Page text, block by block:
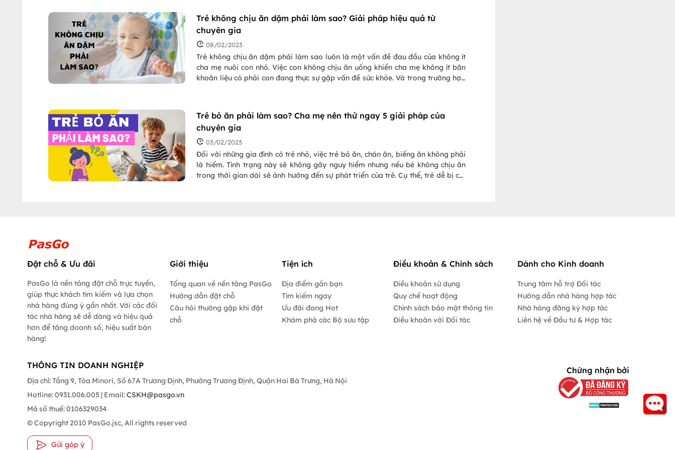
Trẻ không chịu ăn dặm phải làm sao? Giải pháp hiệu quả từ
chuyên gia
08/02/2023
Trẻ không chịu ăn dặm phải làm sao luôn là một vấn đề đau đầu của không ít
cha mẹ nuôi con nhỏ. Việc con không chịu ăn uống khiến cha mẹ không ít băn
khoăn liệu có phải con đang thực sự gặp vấn đề sức khỏe. Và trong trường hợp
Trẻ bỏ ăn phải làm sao? Cha mẹ nên thử ngay 5 giải pháp của
chuyên gia
03/02/2023
Đối với những gia đình có trẻ nhỏ, việc trẻ bỏ ăn, chán ăn, biếng ăn không phải
là hiếm. Tình trạng này sẽ không gây nguy hiểm nhưng nếu bé không chịu ăn
trong thời gian dài sẽ ảnh hưởng đến sự phát triển của trẻ. Cụ thể, trẻ dễ bị còi
Đặt chỗ & Ưu đãi
PasGo là nền tảng đặt chỗ trực tuyến,
giúp thực khách tìm kiếm và lựa chọn
nhà hàng đúng ý gần nhất. Với các đối
tác nhà hàng sẽ dễ dàng và hiệu quả
hơn để tăng doanh số, hiệu suất bán
hàng!
Giới thiệu
Tổng quan về nền tảng PasGo
Hướng dẫn đặt chỗ
Câu hỏi thường gặp khi đặt
chỗ
Tiện ích
Địa điểm gần bạn
Tìm kiếm ngay
Ưu đãi đang Hot
Khám phá các Bộ sưu tập
Điều khoản & Chính sách
Điều khoản sử dụng
Quy chế hoạt động
Chính sách bảo mật thông tin
Điều khoản với Đối tác
Dành cho Kinh doanh
Trung tâm hỗ trợ Đối tác
Hướng dẫn nhà hàng hợp tác
Nhà hàng đăng ký hợp tác
Liên hệ về Đầu tư & Hợp tác
THÔNG TIN DOANH NGHIỆP
Địa chỉ: Tầng 9, Tòa Minori, Số 67A Trương Định, Phường Trương Định, Quận Hai Bà Trưng, Hà Nội
Hotline: 0931.006.005 | Email:CSKH@pasgo.vn
Mã số thuế: 0106329034
© Copyright 2010 PasGo.jsc, All rights reserved
Gửi góp ý
Chứng nhận bởi